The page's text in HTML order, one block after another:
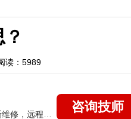
读：5989
咨询技师